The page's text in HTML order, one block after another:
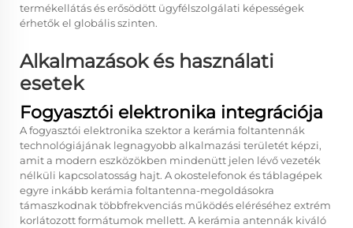
termékellátás és erősödött ügyfélszolgálati képességek
érhetők el globális szinten.
Alkalmazások és használati
esetek
Fogyasztói elektronika integrációja
A fogyasztói elektronika szektor a kerámia foltantennák
technológiájának legnagyobb alkalmazási területét képzi,
amit a modern eszközökben mindenütt jelen lévő vezeték
nélküli kapcsolatosság hajt. A okostelefonok és táblagépek
egyre inkább kerámia foltantenna-megoldásokra
támaszkodnak többfrekvenciás működés eléréséhez extrém
korlátozott formátumok mellett. A kerámia antennák kiváló